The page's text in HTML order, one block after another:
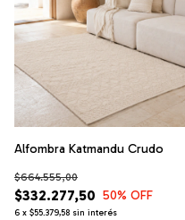
Alfombra Katmandu Crudo
$332.277,50
$664.555,00
50% OFF
6 x $55.379,58 sin interés